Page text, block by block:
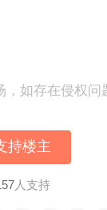
如存在侵权问
持楼主
人支持